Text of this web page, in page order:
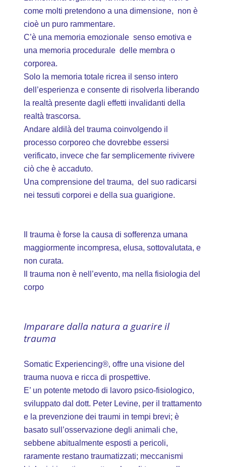
come molti pretendono a una dimensione, non è
cioè un puro rammentare.
C’è una memoria emozionale senso emotiva e
una memoria procedurale delle membra o
corporea.
Solo la memoria totale ricrea il senso intero
dell’esperienza e consente di risolverla liberando
la realtà presente dagli effetti invalidanti della
realtà trascorsa.
Andare aldilà del trauma coinvolgendo il
processo corporeo che dovrebbe essersi
verificato, invece che far semplicemente rivivere
ciò che è accaduto.
Una comprensione del trauma, del suo radicarsi
nei tessuti corporei e della sua guarigione.
Il trauma è forse la causa di sofferenza umana
maggiormente incompresa, elusa, sottovalutata, e
non curata.
Il trauma non è nell’evento, ma nella fisiologia del
corpo
Imparare dalla natura a guarire il
trauma
Somatic Experiencing®‚ offre una visione del
trauma nuova e ricca di prospettive.
E’ un potente metodo di lavoro psico-fisiologico,
sviluppato dal dott. Peter Levine, per il trattamento
e la prevenzione dei traumi in tempi brevi; è
basato sull’osservazione degli animali che,
sebbene abitualmente esposti a pericoli,
raramente restano traumatizzati; meccanismi